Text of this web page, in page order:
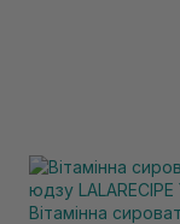
Вітамінна